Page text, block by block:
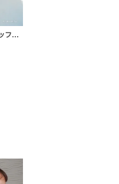
2wayチュールラッフルドレス〈PD-WDOR-341〉